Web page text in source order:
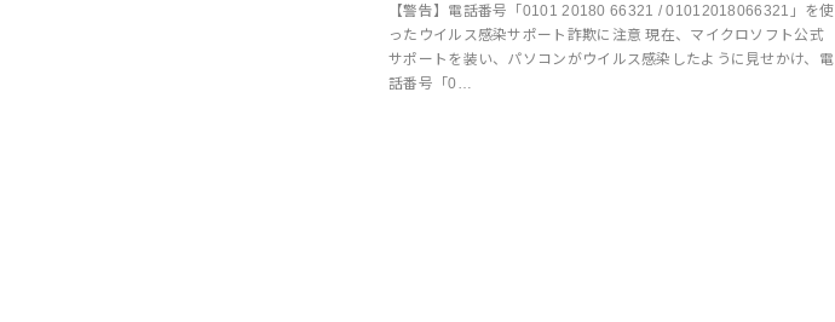
【警告】電話番号「0101 20180 66321 / 01012018066321」を使
ったウイルス感染サポート詐欺に注意 現在、マイクロソフト公式
サポートを装い、パソコンがウイルス感染したように見せかけ、電
話番号「0…